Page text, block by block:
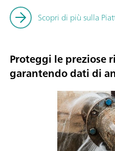
Scopri di più sulla
Proteggi le preziose
garantendo dati di